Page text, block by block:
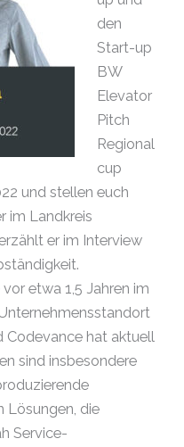
den
Start-up
BW
Elevator
Pitch
Regional
cup
und stellen euch
im Landkreis
er im Interview
etwa 1,5 Jahren im
Codevance hat aktuell
sind insbesondere
Lösungen, die
Service-